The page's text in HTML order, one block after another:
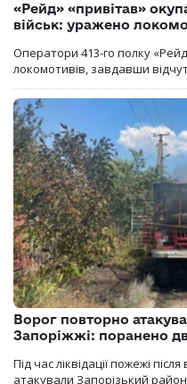
«Рейд» «привітав»
військ: уражено
Оператори 413-го полку
локомотивів, завдавши
Ворог повторно
Запоріжжі: поранено
Під час ліквідації пожежі
атакували Запорізький